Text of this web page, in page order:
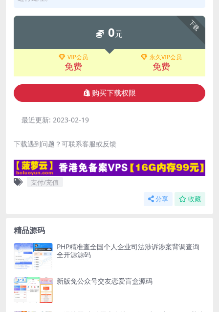
下载
0元
VIP会员
免费
永久VIP会员
免费
购买下载权限
最近更新: 2023-02-19
下载遇到问题？可联系客服或反馈
支付/充值
分享 收藏
精品源码
PHP精准查全国个人企业司法涉诉涉案背调查询
全开源源码
新版免公众号交友恋爱盲盒源码